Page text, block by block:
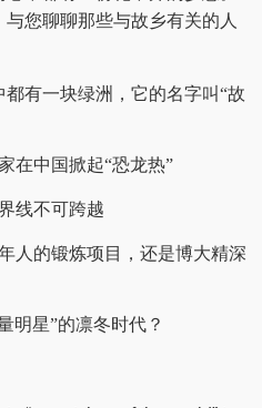
您聊聊那些与故乡有关的人
有一块绿洲，它的名字叫“故
在中国掀起“恐龙热”
线不可跨越
人的锻炼项目，还是博大精深
明星”的凛冬时代？